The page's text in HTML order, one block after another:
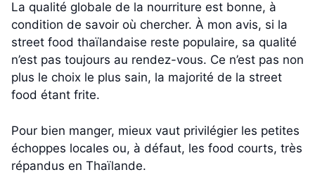
La qualité globale de la nourriture est bonne, à
condition de savoir où chercher. À mon avis, si la
street food thaïlandaise reste populaire, sa qualité
n’est pas toujours au rendez-vous. Ce n’est pas non
plus le choix le plus sain, la majorité de la street
food étant frite.
Pour bien manger, mieux vaut privilégier les petites
échoppes locales ou, à défaut, les food courts, très
répandus en Thaïlande.